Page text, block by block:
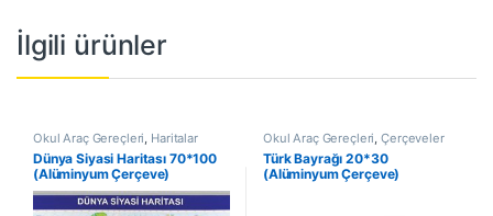
İlgili ürünler
Okul Araç Gereçleri, Haritalar
Dünya Siyasi Haritası 70*100
(Alüminyum Çerçeve)
Okul Araç Gereçleri,Çerçeveler
Türk Bayrağı 20*30
(Alüminyum Çerçeve)